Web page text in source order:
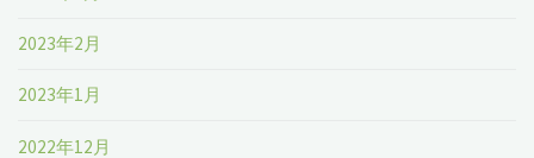
2023年2月
2023年1月
2022年12月